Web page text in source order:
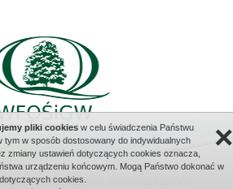
Sp. z o.o. Wszystkie prawa zastrzeżone
×
pliki cookies w celu świadczenia Państwu
tym w sposób dostosowany do indywidualnych
zmiany ustawień dotyczących cookies oznacza,
urządzeniu końcowym. Mogą Państwo dokonać w
cookies.